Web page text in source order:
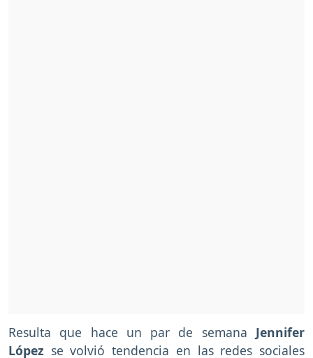
Resulta que hace un par de semana Jennifer
López se volvió tendencia en las redes sociales